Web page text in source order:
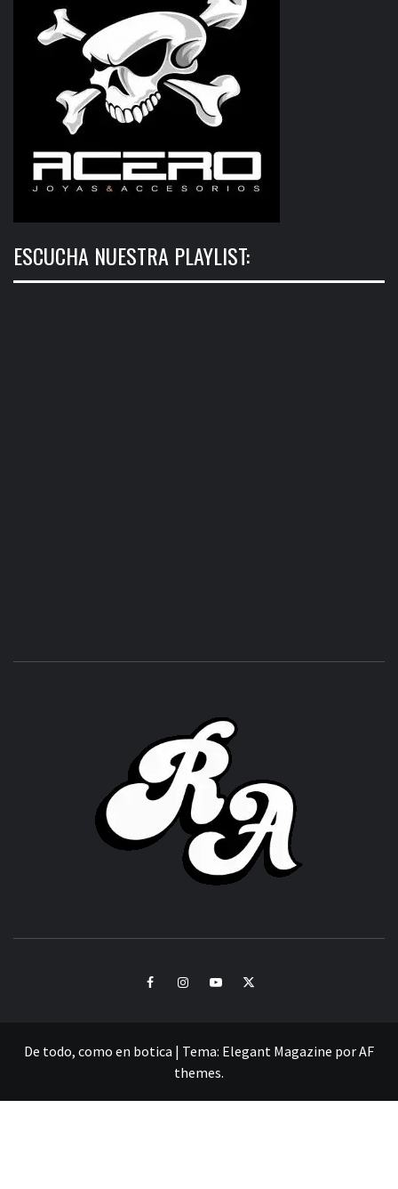
ESCUCHA NUESTRA PLAYLIST:
FacebookInstagramYoutubeTwitter
De todo, como en botica | Tema: Elegant Magazine porAF
themes.